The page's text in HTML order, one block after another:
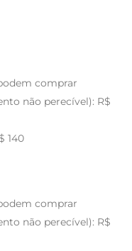
comprar
não perecível): R$
140
comprar
não perecível): R$